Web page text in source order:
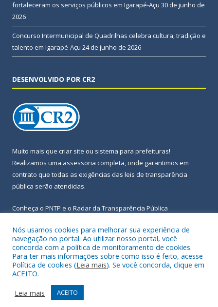
fortaleceram os serviços públicos em Igarapé-Açu 30 de junho de
2026
Concurso Intermunicipal de Quadrilhas celebra cultura, tradição e
talento em Igarapé-Açu 24 de junho de 2026
DESENVOLVIDO POR CR2
Muito mais que criar site ou sistema para prefeituras!
Realizamos uma assessoria completa, onde garantimos em
contrato que todas as exigências das leis de transparência
pública serão atendidas.
Conheça o PNTP e o Radar da Transparência Pública
Todos os direitos reservados a Prefeitura Municipal de Igarapé-
Açu.
Frequência Online
Acessar Área Administrativa
Nós usamos cookies para melhorar sua experiência de
navegação no portal. Ao utilizar nosso portal, você
concorda com a política de monitoramento de cookies.
Para ter mais informações sobre como isso é feito, acesse
Política de cookies (Leia mais). Se você concorda, clique em
ACEITO.
Leia mais
ACEITO